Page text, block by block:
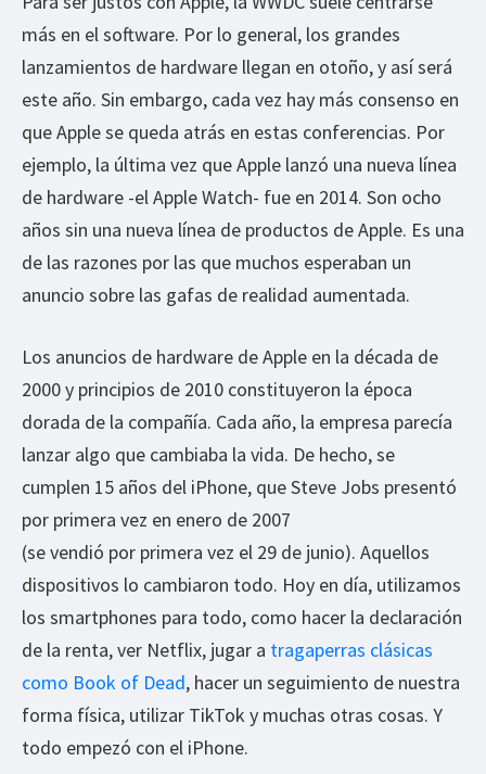
más en el software. Por lo general, los grandes
lanzamientos de hardware llegan en otoño, y así será
este año. Sin embargo, cada vez hay más consenso en
que Apple se queda atrás en estas conferencias. Por
ejemplo, la última vez que Apple lanzó una nueva línea
de hardware -el Apple Watch- fue en 2014. Son ocho
años sin una nueva línea de productos de Apple. Es una
de las razones por las que muchos esperaban un
anuncio sobre las gafas de realidad aumentada.
Los anuncios de hardware de Apple en la década de
2000 y principios de 2010 constituyeron la época
dorada de la compañía. Cada año, la empresa parecía
lanzar algo que cambiaba la vida. De hecho, se
cumplen 15 años del iPhone, que Steve Jobs presentó
por primera vez en enero de 2007
(se vendió por primera vez el 29 de junio). Aquellos
dispositivos lo cambiaron todo. Hoy en día, utilizamos
los smartphones para todo, como hacer la declaración
de la renta, ver Netflix, jugar a tragaperras clásicas
como Book of Dead, hacer un seguimiento de nuestra
forma física, utilizar TikTok y muchas otras cosas. Y
todo empezó con el iPhone.